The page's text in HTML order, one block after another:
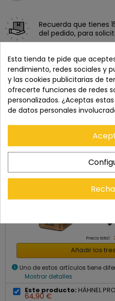
Recuerda que tienes
del pedido, para
Comprados juntos
+
Precio total:
Añadir los
info Uno de estos artículos tiene
Mostrar detalles
Este producto: HÄHNEL
64,90 €
Esta tienda te pide que
rendimiento, redes sociales y
y las cookies publicitarias de
ofrecerte funciones de redes
personalizados. ¿Aceptas
de datos personales